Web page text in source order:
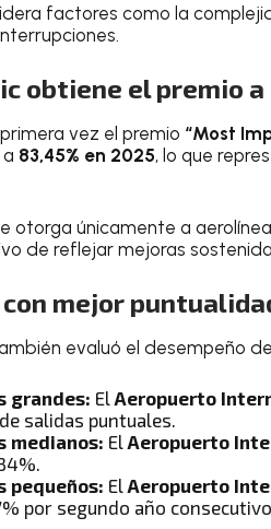
factores como la
obtiene el premio
vez el premio “Most
a 83,45% en 2025, lo que
otorga únicamente a
de reflejar mejoras
mejor
evaluó el desempeño
grandes: El Aeropuerto
salidas puntuales.
medianos: El Aeropuerto
pequeños: El Aeropuerto
por segundo año consecutivo.